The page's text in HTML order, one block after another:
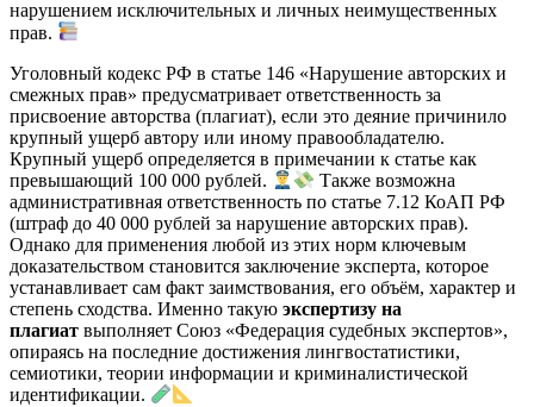
нарушением исключительных и личных неимущественных
прав.
Уголовный кодекс РФ в статье 146 «Нарушение авторских и
смежных прав» предусматривает ответственность за
присвоение авторства (плагиат), если это деяние причинило
крупный ущерб автору или иному правообладателю.
Крупный ущерб определяется в примечании к статье как
превышающий 100 000 рублей.
Также возможна
административная ответственность по статье 7.12 КоАП РФ
(штраф до 40 000 рублей за нарушение авторских прав).
Однако для применения любой из этих норм ключевым
доказательством становится заключение эксперта, которое
устанавливает сам факт заимствования, его объём, характер и
степень сходства. Именно такую экспертизу на
плагиат выполняет Союз «Федерация судебных экспертов»,
опираясь на последние достижения лингвостатистики,
семиотики, теории информации и криминалистической
идентификации.